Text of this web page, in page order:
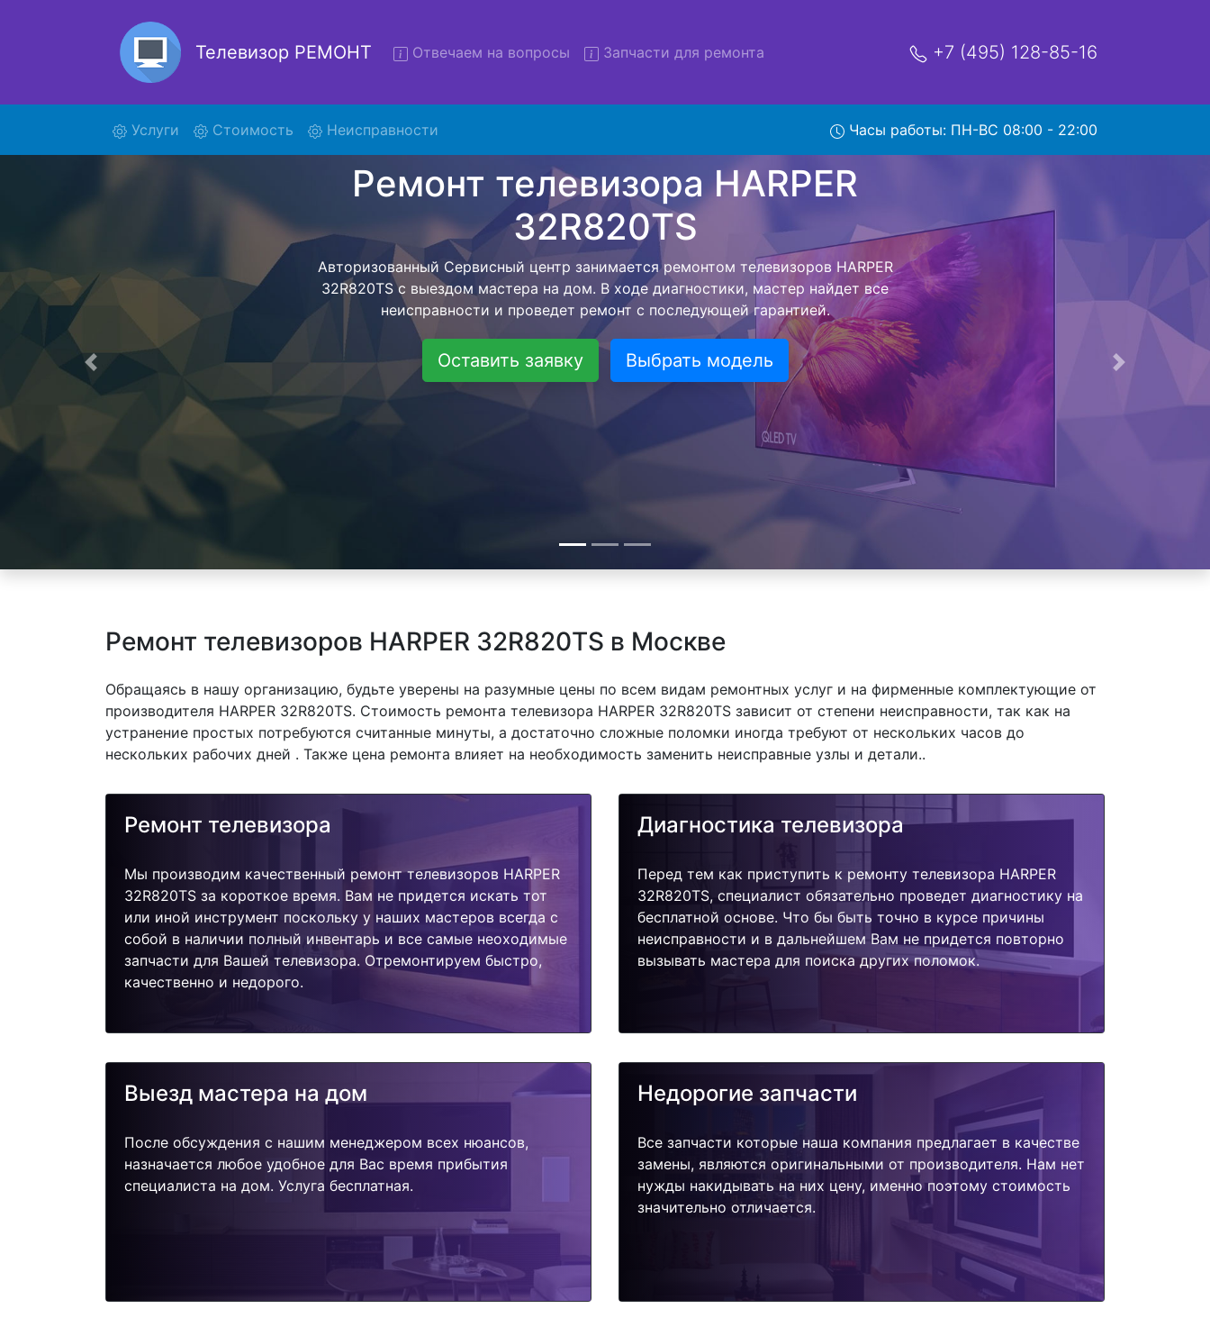
Телевизор РЕМОНТ Отвечаем на вопросы Запчасти для ремонта +7 (495) 128-85-16
Услуги (current)Стоимость Неисправности Часы работы: ПН-ВС 08:00 - 22:00
Ремонт телевизоров HARPER 32R820TS с
вывозом в сервис
Ремонт телевизоров HARPER 32R820TS с вывозом в сервисный центр и обратно - с
помощью нашей бесплатной услуги, специалист заберет Ваш телевизор для
дальнейшего более детального ремонта. Оговоренная стоимость ремонта
останется неизменно при возвращении видеотехники обратно.
Оставить заявку Выбрать модель
Предыдущая Следующая
Ремонт телевизоров HARPER 32R820TS в Москве
Обращаясь в нашу организацию, будьте уверены на разумные цены по всем видам ремонтных услуг и на фирменные комплектующие от
производителя HARPER 32R820TS. Стоимость ремонта телевизора HARPER 32R820TS зависит от степени неисправности, так как на
устранение простых потребуются считанные минуты, а достаточно сложные поломки иногда требуют от нескольких часов до
нескольких рабочих дней . Также цена ремонта влияет на необходимость заменить неисправные узлы и детали..
Ремонт телевизора
Мы производим качественный ремонт телевизоров HARPER
32R820TS за короткое время. Вам не придется искать тот
или иной инструмент поскольку у наших мастеров всегда с
собой в наличии полный инвентарь и все самые неоходимые
запчасти для Вашей телевизора. Отремонтируем быстро,
качественно и недорого.
Диагностика телевизора
Перед тем как приступить к ремонту телевизора HARPER
32R820TS, специалист обязательно проведет диагностику на
бесплатной основе. Что бы быть точно в курсе причины
неисправности и в дальнейшем Вам не придется повторно
вызывать мастера для поиска других поломок.
Выезд мастера на дом
После обсуждения с нашим менеджером всех нюансов,
назначается любое удобное для Вас время прибытия
специалиста на дом. Услуга бесплатная.
Недорогие запчасти
Все запчасти которые наша компания предлагает в качестве
замены, являются оригинальными от производителя. Нам нет
нужды накидывать на них цену, именно поэтому стоимость
значительно отличается.